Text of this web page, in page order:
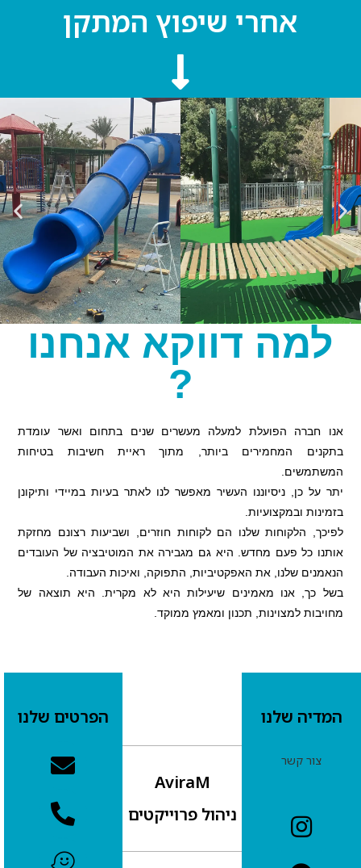
אחרי שיפוץ המתקן
למה דווקא אנחנו
?
אנו חברה הפועלת למעלה מעשרים שנים בתחום ואשר עומדת
בתקנים המחמירים ביותר, מתוך ראיית חשיבות בטיחות
המשתמשים.
יתר על כן, ניסיוננו העשיר מאפשר לנו לאתר בעיות במיידי ותיקונן
בזמינות ובמקצועיות.
לפיכך, הלקוחות שלנו הם לקוחות חוזרים, ושביעות רצונם מחזקת
אותנו כל פעם מחדש. היא גם מגבירה את המוטיבציה של העובדים
הנאמנים שלנו, את האפקטיביות, התפוקה, ואיכות העבודה.
בשל כך, אנו מאמינים שיעילות היא לא מקרית. היא תוצאה של
מחויבות למצוינות, תכנון ומאמץ ממוקד.
המדיה שלנו
צור קשר
AviraM
ניהול פרוייקטים
הפרטים שלנו